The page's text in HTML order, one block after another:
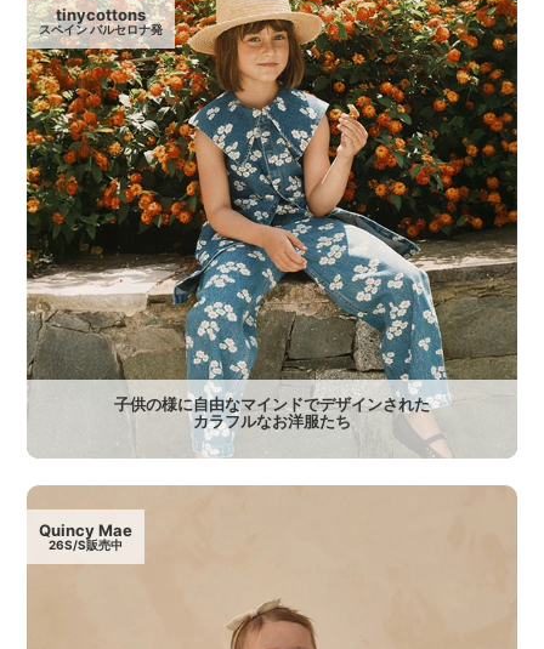
tinycottons
スペイン バルセロナ発
子供の様に自由なマインドでデザインされた
カラフルなお洋服たち
Quincy Mae
26S/S販売中